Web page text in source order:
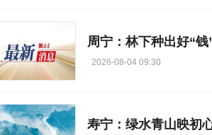
周宁：林下种出好“钱
2026-08-04 09:30
寿宁：绿水青山映初